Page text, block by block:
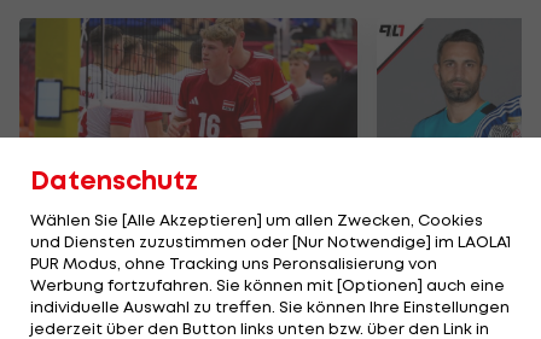
Karrieresprung! ÖVV-
Teamspieler wechselt
in Topliga
Sport-Mix
Die
Tormänner
Geschichte
Fußball
Datenschutz
Wählen Sie [Alle Akzeptieren] um allen Zwecken, Cookies
und Diensten zuzustimmen oder [Nur Notwendige] im LAOLA1
PUR Modus, ohne Tracking uns Peronsalisierung von
Werbung fortzufahren. Sie können mit [Optionen] auch eine
individuelle Auswahl zu treffen. Sie können Ihre Einstellungen
jederzeit über den Button links unten bzw. über den Link in